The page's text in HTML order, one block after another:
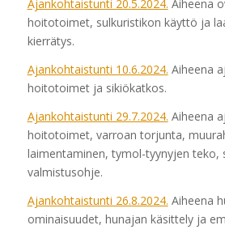
Ajankohtaistunti 20.5.2024. Aiheena
hoitotoimet, sulkuristikon käyttö ja
kierrätys.
Ajankohtaistunti 10.6.2024. Aiheena
hoitotoimet ja sikiökatkos.
Ajankohtaistunti 29.7.2024. Aiheena
hoitotoimet, varroan torjunta,
laimentaminen, tymol-tyynyjen teko,
valmistusohje.
Ajankohtaistunti 26.8.2024. Aiheena
ominaisuudet, hunajan käsittely ja